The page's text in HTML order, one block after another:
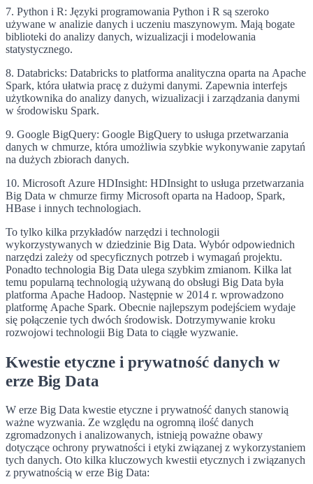
7. Python i R: Języki programowania Python i R są szeroko
używane w analizie danych i uczeniu maszynowym. Mają bogate
biblioteki do analizy danych, wizualizacji i modelowania
statystycznego.
8. Databricks: Databricks to platforma analityczna oparta na Apache
Spark, która ułatwia pracę z dużymi danymi. Zapewnia interfejs
użytkownika do analizy danych, wizualizacji i zarządzania danymi
w środowisku Spark.
9. Google BigQuery: Google BigQuery to usługa przetwarzania
danych w chmurze, która umożliwia szybkie wykonywanie zapytań
na dużych zbiorach danych.
10. Microsoft Azure HDInsight: HDInsight to usługa przetwarzania
Big Data w chmurze firmy Microsoft oparta na Hadoop, Spark,
HBase i innych technologiach.
To tylko kilka przykładów narzędzi i technologii
wykorzystywanych w dziedzinie Big Data. Wybór odpowiednich
narzędzi zależy od specyficznych potrzeb i wymagań projektu.
Ponadto technologia Big Data ulega szybkim zmianom. Kilka lat
temu popularną technologią używaną do obsługi Big Data była
platforma Apache Hadoop. Następnie w 2014 r. wprowadzono
platformę Apache Spark. Obecnie najlepszym podejściem wydaje
się połączenie tych dwóch środowisk. Dotrzymywanie kroku
rozwojowi technologii Big Data to ciągłe wyzwanie.
Kwestie etyczne i prywatność danych w
erze Big Data
W erze Big Data kwestie etyczne i prywatność danych stanowią
ważne wyzwania. Ze względu na ogromną ilość danych
zgromadzonych i analizowanych, istnieją poważne obawy
dotyczące ochrony prywatności i etyki związanej z wykorzystaniem
tych danych. Oto kilka kluczowych kwestii etycznych i związanych
z prywatnością w erze Big Data: